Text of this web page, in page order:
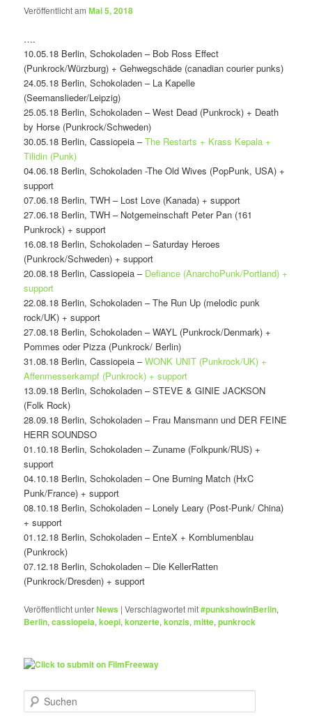
Veröffentlicht amMai 5, 2018
….
10.05.18 Berlin, Schokoladen – Bob Ross Effect
(Punkrock/Würzburg) + Gehwegschäde (canadian courier punks)
24.05.18 Berlin, Schokoladen – La Kapelle
(Seemanslieder/Leipzig)
25.05.18 Berlin, Schokoladen – West Dead (Punkrock) + Death
by Horse (Punkrock/Schweden)
30.05.18 Berlin, Cassiopeia –The Restarts + Krass Kepala +
Tilidin (Punk)
04.06.18 Berlin, Schokoladen -The Old Wives (PopPunk, USA) +
support
07.06.18 Berlin, TWH – Lost Love (Kanada) + support
27.06.18 Berlin, TWH – Notgemeinschaft Peter Pan (161
Punkrock) + support
16.08.18 Berlin, Schokoladen – Saturday Heroes
(Punkrock/Schweden) + support
20.08.18 Berlin, Cassiopeia – Defiance (AnarchoPunk/Portland) +
support
22.08.18 Berlin, Schokoladen – The Run Up (melodic punk
rock/UK) + support
27.08.18 Berlin, Schokoladen – WAYL (Punkrock/Denmark) +
Pommes oder Pizza (Punkrock/ Berlin)
31.08.18 Berlin, Cassiopeia –WONK UNIT (Punkrock/UK) +
Affenmesserkampf (Punkrock) + support
13.09.18 Berlin, Schokoladen – STEVE & GINIE JACKSON
(Folk Rock)
28.09.18 Berlin, Schokoladen – Frau Mansmann und DER FEINE
HERR SOUNDSO
01.10.18 Berlin, Schokoladen – Zuname (Folkpunk/RUS) +
support
04.10.18 Berlin, Schokoladen – One Burning Match (HxC
Punk/France) + support
08.10.18 Berlin, Schokoladen – Lonely Leary (Post-Punk/ China)
+ support
01.12.18 Berlin, Schokoladen – EnteX + Kornblumenblau
(Punkrock)
07.12.18 Berlin, Schokoladen – Die KellerRatten
(Punkrock/Dresden) + support
Veröffentlicht unterNews |Verschlagwortet mit#punkshowinBerlin,
Berlin,cassiopeia,koepi,konzerte,konzis,mitte,punkrock
u